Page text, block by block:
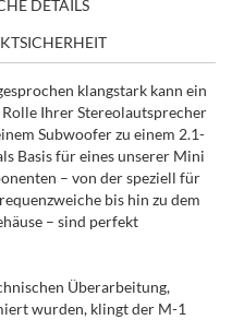
DETAILS
klangstark kann ein
Ihrer Stereolautsprecher
Subwoofer zu einem 2.1-
Basis für eines unserer Mini
– von der speziell für
bis hin zu dem
– sind perfekt
Überarbeitung,
wurden, klingt der M-1